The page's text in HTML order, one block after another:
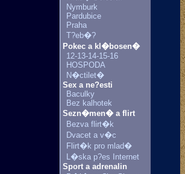
Nymburk
Pardubice
Praha
T?eb�?
Pokec a kl�bosen�
12-13-14-15-16
HOSPODA
N�ctilet�
Sex a ne?esti
Baculky
Bez kalhotek
Sezn�men� a flirt
Bezva flirt�k
Dvacet a v�c
Flirt�k pro mlad�
L�ska p?es Internet
Sport a adrenalin